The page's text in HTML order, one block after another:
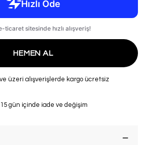
HEMEN AL
üzeri alışverişlerde kargo ücretsiz
15 gün içinde iade ve değişim